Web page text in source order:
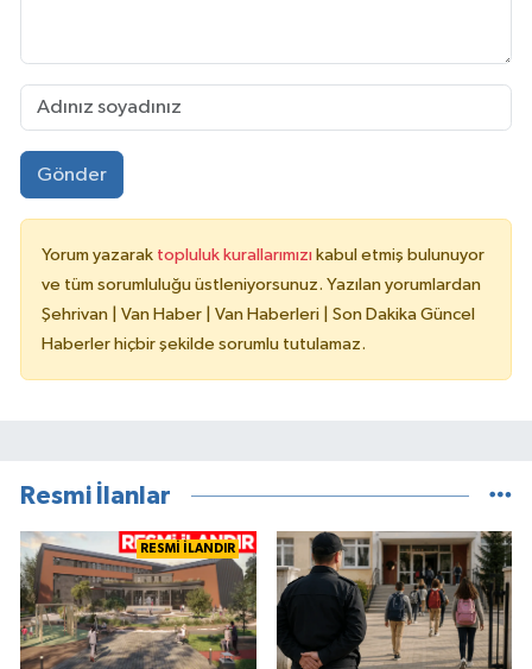
Gönder
Yorum yazarak topluluk kurallarımızı kabul etmiş bulunuyor
ve tüm sorumluluğu üstleniyorsunuz. Yazılan yorumlardan
Şehrivan | Van Haber | Van Haberleri | Son Dakika Güncel
Haberler hiçbir şekilde sorumlu tutulamaz.
Resmi İlanlar
RESMİ İLANDIR